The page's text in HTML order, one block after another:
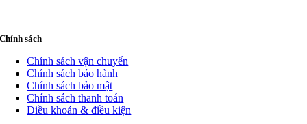
Chính sách
Chính sách vận chuyển
Chính sách bảo hành
Chính sách bảo mật
Chính sách thanh toán
Điều khoản & điều kiện